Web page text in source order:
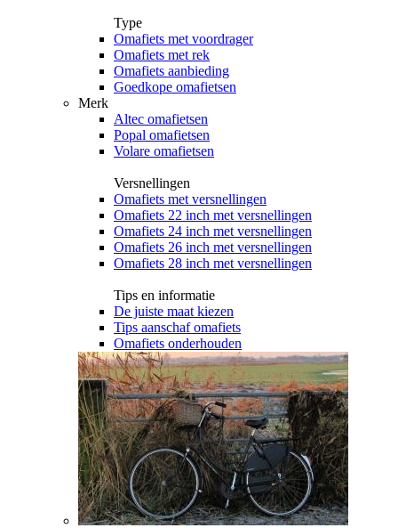
Type
Omafiets met voordrager
Omafiets met rek
Omafiets aanbieding
Goedkope omafietsen
Merk
Altec omafietsen
Popal omafietsen
Volare omafietsen
Versnellingen
Omafiets met versnellingen
Omafiets 22 inch met versnellingen
Omafiets 24 inch met versnellingen
Omafiets 26 inch met versnellingen
Omafiets 28 inch met versnellingen
Tips en informatie
De juiste maat kiezen
Tips aanschaf omafiets
Omafiets onderhouden